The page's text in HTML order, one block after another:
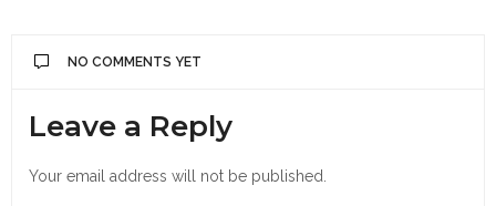
NO COMMENTS YET
Leave a Reply
Your email address will not be published.